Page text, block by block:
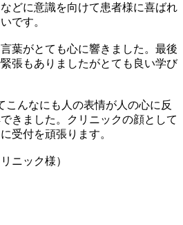
どに意識を向けて患者様に喜ばれ
です。
葉がとても心に響きました。最後
張もありましたがとても良い学び
こんなにも人の表情が人の心に反
きました。クリニックの顔として
受付を頑張ります。
ニック様）